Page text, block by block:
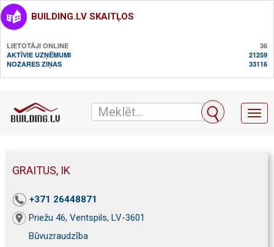
BUILDING.LV SKAITĻOS
LIETOTĀJI ONLINE
36
AKTĪVIE UZŅĒMUMI
21259
NOZARES ZIŅAS
33116
GRAITUS, IK
+371 26448871
Priežu 46, Ventspils, LV-3601
Būvuzraudzība